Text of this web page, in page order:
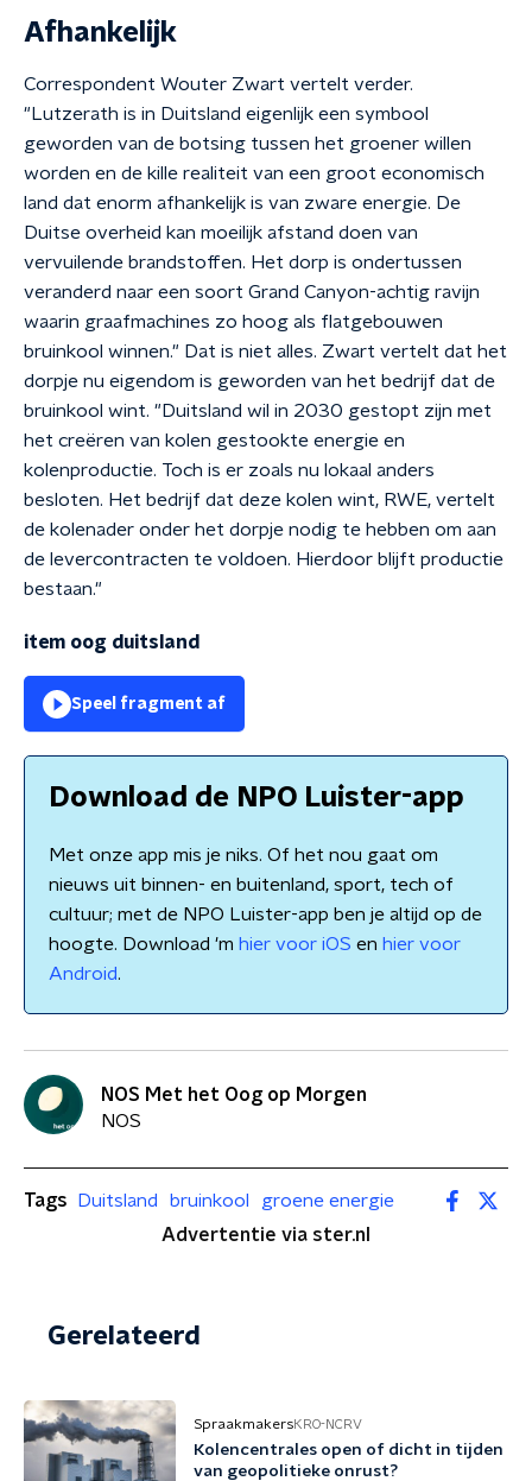
Afhankelijk
Correspondent Wouter Zwart vertelt verder.
"Lutzerath is in Duitsland eigenlijk een symbool
geworden van de botsing tussen het groener willen
worden en de kille realiteit van een groot economisch
land dat enorm afhankelijk is van zware energie. De
Duitse overheid kan moeilijk afstand doen van
vervuilende brandstoffen. Het dorp is ondertussen
veranderd naar een soort Grand Canyon-achtig ravijn
waarin graafmachines zo hoog als flatgebouwen
bruinkool winnen." Dat is niet alles. Zwart vertelt dat het
dorpje nu eigendom is geworden van het bedrijf dat de
bruinkool wint. "Duitsland wil in 2030 gestopt zijn met
het creëren van kolen gestookte energie en
kolenproductie. Toch is er zoals nu lokaal anders
besloten. Het bedrijf dat deze kolen wint, RWE, vertelt
de kolenader onder het dorpje nodig te hebben om aan
de levercontracten te voldoen. Hierdoor blijft productie
bestaan."
item oog duitsland
Speel fragment af
Download de NPO Luister-app
Met onze app mis je niks. Of het nou gaat om
nieuws uit binnen- en buitenland, sport, tech of
cultuur; met de NPO Luister-app ben je altijd op de
hoogte. Download 'm hier voor iOS en hier voor
Android.
NOS Met het Oog op Morgen
NOS
Tags Duitsland bruinkool
groene energie
Advertentie via ster.nl
Gerelateerd
SpraakmakersKRO-NCRV
Kolencentrales open of dicht in tijden
van geopolitieke onrust?